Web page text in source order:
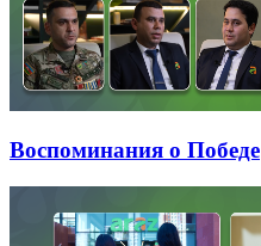
Воспоминания о Победе